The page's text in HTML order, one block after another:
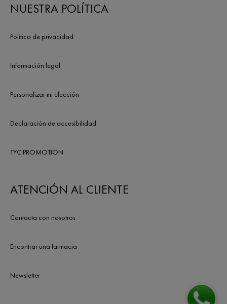
NUESTRA POLÍTICA
Política de privacidad
Información legal
Personalizar mi elección
Declaración de accesibilidad
TYC PROMOTION
ATENCIÓN AL CLIENTE
Contacta con nosotros
Encontrar una farmacia
Newsletter